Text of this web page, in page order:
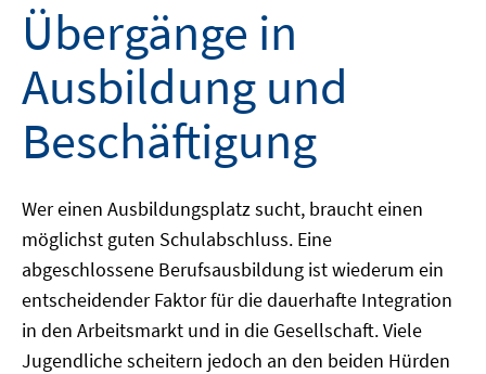
Übergänge in
Ausbildung und
Beschäftigung
Wer einen Ausbildungsplatz sucht, braucht einen
möglichst guten Schulabschluss. Eine
abgeschlossene Berufsausbildung ist wiederum ein
entscheidender Faktor für die dauerhafte Integration
in den Arbeitsmarkt und in die Gesellschaft. Viele
Jugendliche scheitern jedoch an den beiden Hürden